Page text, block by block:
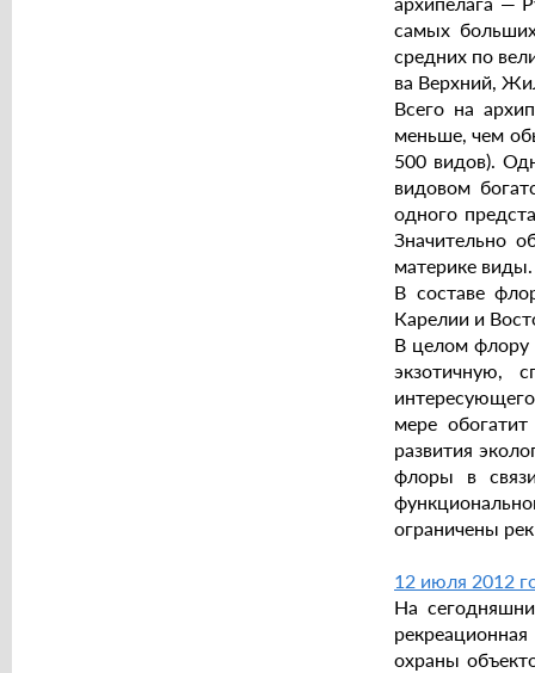
самых
средних по
ва Верхний,
Всего на
меньше, чем
500 видов).
видовом
одного
Значительно
материке виды.
В составе
Карелии и
В целом флору
экзотичную,
мере
развития
флоры в
ограничены
12 июля 2012
На
охраны